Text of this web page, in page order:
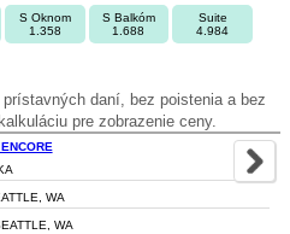
S Oknom
1.358
S Balkóm
1.688
Suite
4.984
daní, bez poistenia a bez
pre zobrazenie ceny.
WA
WA